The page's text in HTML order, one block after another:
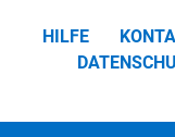
HILFE